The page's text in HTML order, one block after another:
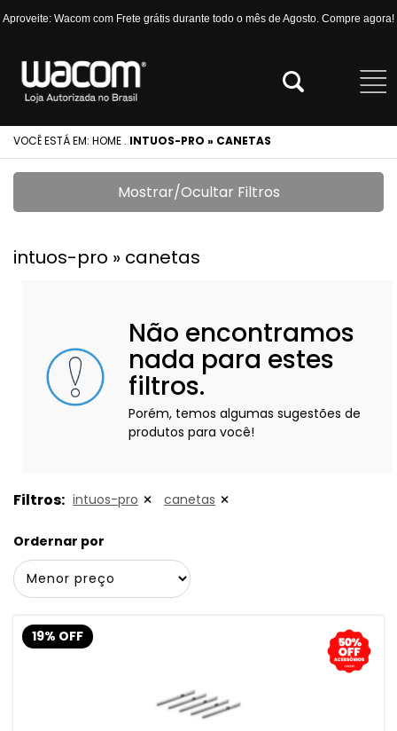
Aproveite: Wacom com Frete grátis durante todo o mês de Agosto. Compre agora!
VOCÊ ESTÁ EM: HOME . INTUOS-PRO » CANETAS
Mostrar/Ocultar Filtros
intuos-pro » canetas
Não encontramos
nada para estes
filtros.
Porém, temos algumas sugestões de
produtos para você!
Filtros: intuos-pro canetas
Ordernar por
19% OFF